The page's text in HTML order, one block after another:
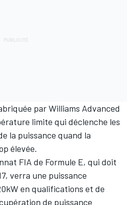
par Williams Advanced
limite qui déclenche les
la puissance quand la
élevée.
FIA de Formule E, qui doit
verra une puissance
en qualifications et de
de puissance